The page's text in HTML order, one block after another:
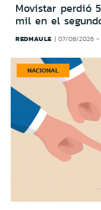
Movistar perdió
mil en el
REDMAULE 07/08/2026 -
NACIONAL